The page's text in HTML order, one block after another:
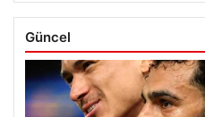
Güncel